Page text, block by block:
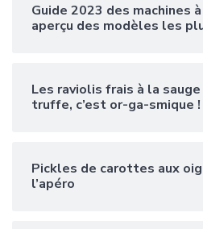
Guide 2023 des machines
aperçu des modèles les
Les raviolis frais à la
truffe, c’est or-ga-smique !
Pickles de carottes aux
l’apéro